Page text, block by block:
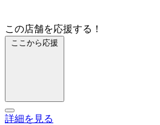
この店舗を応援する！
ここから応援
詳細を見る